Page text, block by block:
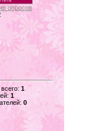
опросов
1
1
0